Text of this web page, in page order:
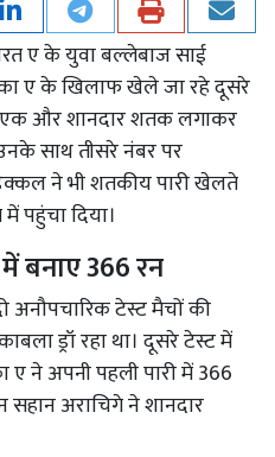
ए के युवा बल्लेबाज साई
ए के खिलाफ खेले जा रहे दूसरे
एक और शानदार शतक लगाकर
साथ तीसरे नंबर पर
ने भी शतकीय पारी खेलते
पहुंचा दिया।
बनाए 366 रन
अनौपचारिक टेस्ट मैचों की
ड्रॉ रहा था। दूसरे टेस्ट में
ने अपनी पहली पारी में 366
अराचिगे ने शानदार